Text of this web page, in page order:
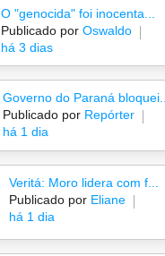
O "genocida" foi inocenta...
Publicado por Oswaldo
há 3 dias
Governo do Paraná bloquei...
Publicado por Repórter
há 1 dia
Veritá: Moro lidera com f...
Publicado porEliane
há 1 dia